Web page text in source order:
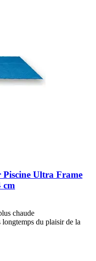
Piscine Ultra Frame
cm
chaude
du plaisir de la